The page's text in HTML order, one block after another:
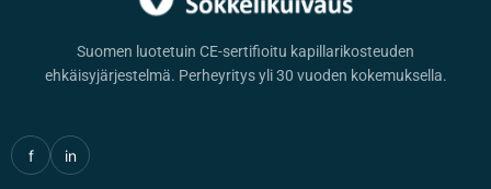
Suomen luotetuin CE-sertifioitu kapillarikosteuden
ehkäisyjärjestelmä. Perheyritys yli 30 vuoden kokemuksella.
f in